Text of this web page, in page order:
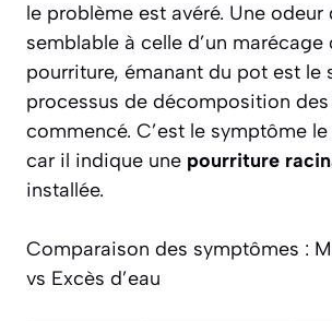
le problème est avéré. Une odeur
semblable à celle d’un marécage
pourriture, émanant du pot est le
processus de décomposition
commencé. C’est le symptôme
car il indique une pourriture
installée.
Comparaison des symptômes :
vs Excès d’eau